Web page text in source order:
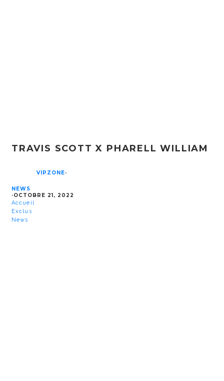
TRAVIS SCOTT X PHARELL WILLIAM
VIPZONE·
NEWS
·OCTOBRE 21, 2022
Accueil
Exclus
News